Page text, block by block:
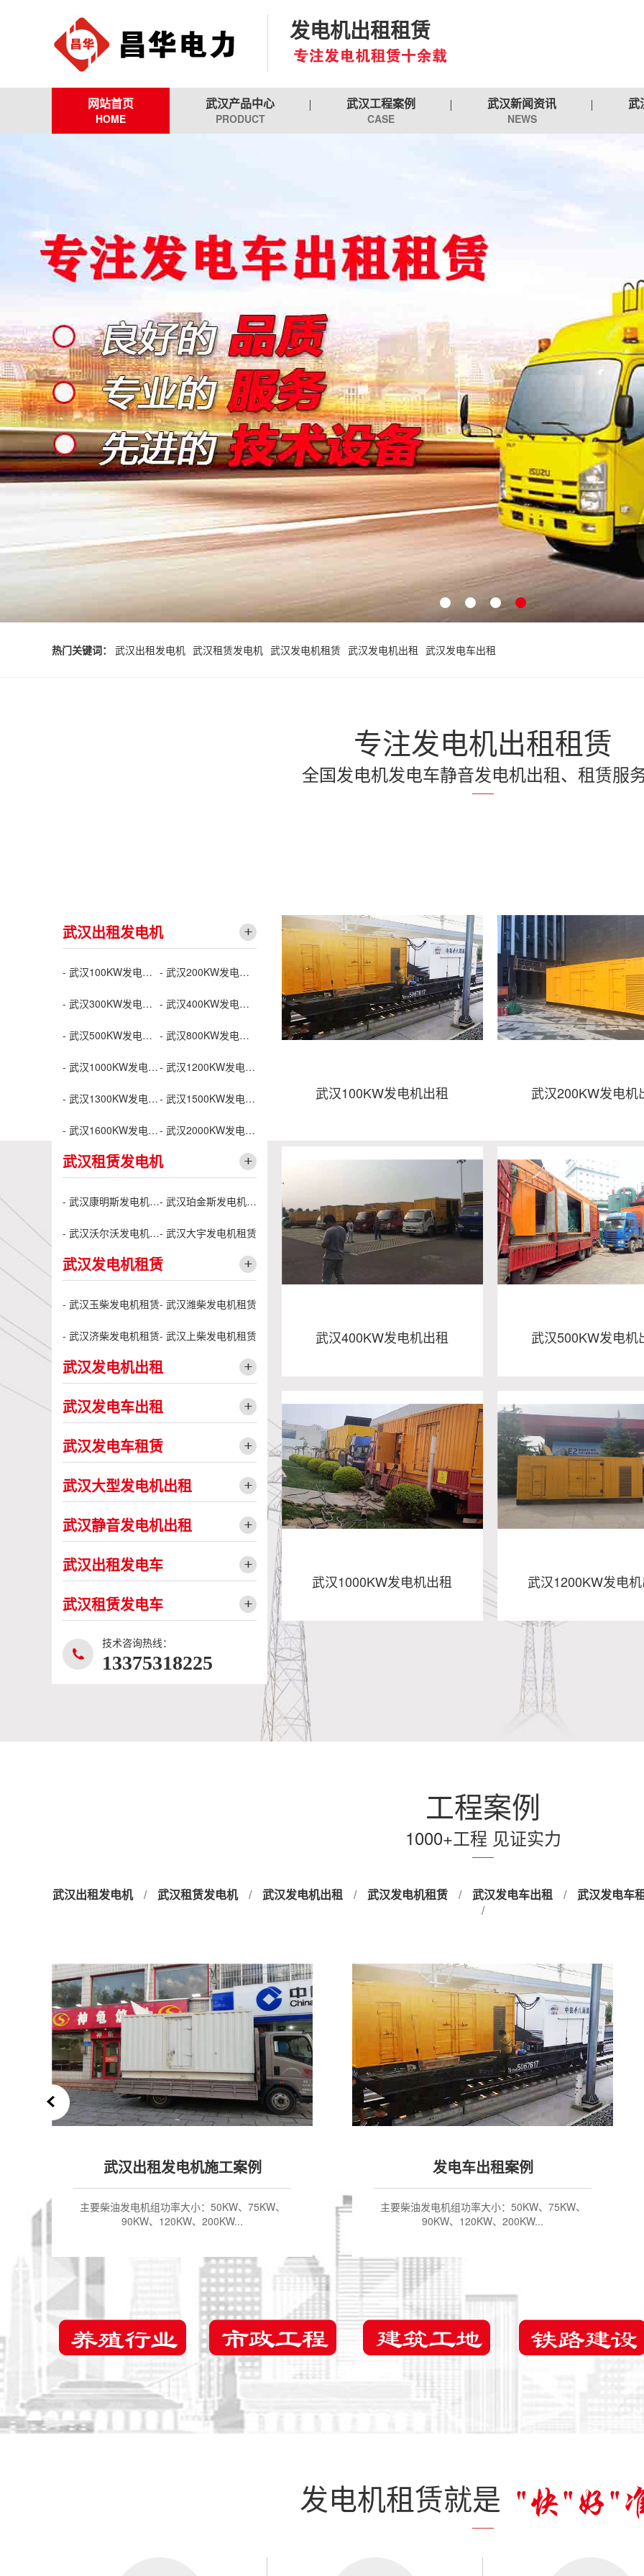
发电机出租租赁
网站首页
HOME
武汉产品中心
PRODUCT
武汉工程案例
CASE
武汉新闻资讯
NEWS
武
热门关键词： 武汉出租发电机 武汉租赁发电机 武汉发电机租赁 武汉发电机出租 武汉发电车出租
专注发电机出租租赁
全国发电机发电车静音发电机出租、租赁服
武汉出租发电机
- 武汉100KW发电机出租 - 武汉200KW发电机出租
- 武汉300KW发电机出租 - 武汉400KW发电机出租
- 武汉500KW发电机出租 - 武汉800KW发电机出租
- 武汉1000KW发电机出租 - 武汉1200KW发电机出租
- 武汉1300KW发电机出租 - 武汉1500KW发电机出租
- 武汉1600KW发电机出租 - 武汉2000KW发电机出租
武汉租赁发电机
- 武汉康明斯发电机租赁 - 武汉珀金斯发电机租赁
- 武汉沃尔沃发电机租赁- 武汉大宇发电机租赁
武汉发电机租赁
- 武汉玉柴发电机租赁- 武汉潍柴发电机租赁
- 武汉济柴发电机租赁- 武汉上柴发电机租赁
武汉发电机出租
武汉发电车出租
武汉发电车租赁
武汉大型发电机出租
武汉静音发电机出租
武汉出租发电车
武汉租赁发电车
技术咨询热线：
13375318225
武汉100KW发电机出租
武汉100KW发电机出租
- 武汉发电机出租
- 租赁发电机
武汉200KW发电机
武汉200KW发电
- 武汉发电车出租
- 武汉发电车租赁
武汉400KW发电机出租
武汉400KW发电机出租
- 武汉大型发电机出租
- 武汉静音发电机出租
武汉500KW发电机
武汉500KW发电
- 武汉发电车租赁
- 武汉租赁发电机
- 武汉出租发电机
武汉1000KW发电机出租
武汉1000KW发电机出租
武汉1200KW发电
武汉1200KW发电
工程案例
1000+工程 见证实力
武汉出租发电机 / 武汉租赁发电机 / 武汉发电机出租 / 武汉发电机租赁 / 武汉发电车出租 /
武汉发电车
/
发电车出租案例
主要柴油发电机组功率大小：50KW、75KW、
90KW、120KW、200KW...
武汉租赁发电机案例
主要柴油发电机组功率大小：50KW、75KW、
90KW、120KW、200KW...
发电机租赁就是